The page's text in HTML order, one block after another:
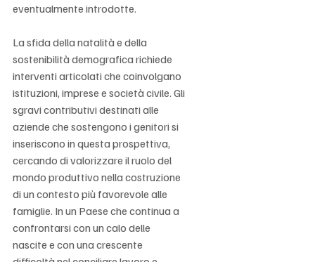
eventualmente introdotte.
La sfida della natalità e della
sostenibilità demografica richiede
interventi articolati che coinvolgano
istituzioni, imprese e società civile. Gli
sgravi contributivi destinati alle
aziende che sostengono i genitori si
inseriscono in questa prospettiva,
cercando di valorizzare il ruolo del
mondo produttivo nella costruzione
di un contesto più favorevole alle
famiglie. In un Paese che continua a
confrontarsi con un calo delle
nascite e con una crescente